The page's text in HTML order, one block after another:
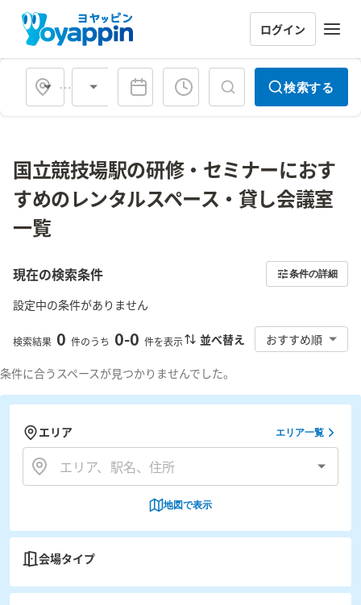
ログイン
会場タイプ 検索する
国立競技場駅の研修・セミナーにおす
すめのレンタルスペース・貸し会議室
一覧
現在の検索条件 条件の詳細
設定中の条件がありません
検索結果 0 件のうち 0-0 件を表示 並べ替え おすすめ順
条件に合うスペースが見つかりませんでした。
エリア エリア一覧
地図で表示
会場タイプ